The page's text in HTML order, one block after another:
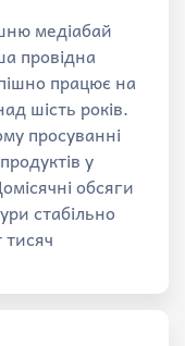
медіабай
провідна
працює на
шість років.
просуванні
у
обсяги
стабільно